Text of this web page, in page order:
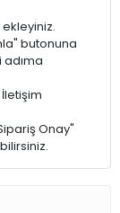
butonuna
adıma
Onay"